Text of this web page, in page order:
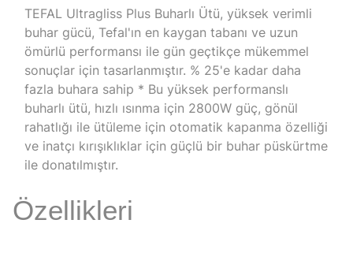
TEFAL Ultragliss Plus Buharlı Ütü, yüksek verimli
buhar gücü, Tefal'ın en kaygan tabanı ve uzun
ömürlü performansı ile gün geçtikçe mükemmel
sonuçlar için tasarlanmıştır. % 25'e kadar daha
fazla buhara sahip * Bu yüksek performanslı
buharlı ütü, hızlı ısınma için 2800W güç, gönül
rahatlığı ile ütüleme için otomatik kapanma özelliği
ve inatçı kırışıklıklar için güçlü bir buhar püskürtme
ile donatılmıştır.
Özellikleri